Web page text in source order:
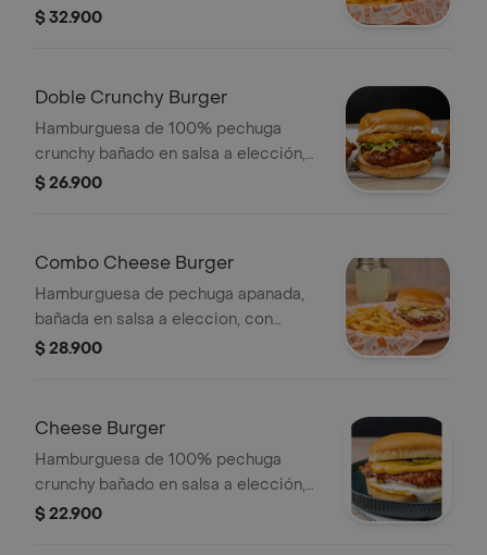
lechuga acompañado de papas a la
$ 32.900
Doble Crunchy Burger
Hamburguesa de 100% pechuga
crunchy bañado en salsa a elección,
queso crunchy y lechuga.
$ 26.900
Combo Cheese Burger
Hamburguesa de pechuga apanada,
bañada en salsa a eleccion, con
queso y lechuga, acompañada de
$ 28.900
Cheese Burger
Hamburguesa de 100% pechuga
crunchy bañado en salsa a elección,
queso doble crema y pepinillos.
$ 22.900